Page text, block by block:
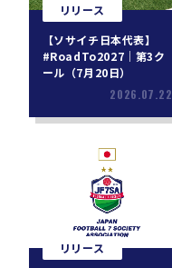
リリース
【ソサイチ日本代表】
#RoadTo2027｜第3ク
ール（7月20日）
2026.07.22
リリース